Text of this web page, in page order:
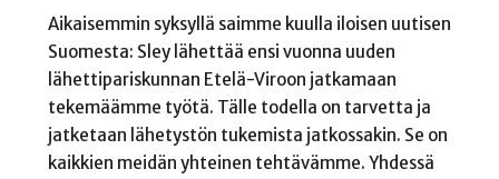
Aikaisemmin syksyllä saimme kuulla iloisen uutisen
Suomesta: Sley lähettää ensi vuonna uuden
lähettipariskunnan Etelä-Viroon jatkamaan
tekemäämme työtä. Tälle todella on tarvetta ja
jatketaan lähetystön tukemista jatkossakin. Se on
kaikkien meidän yhteinen tehtävämme. Yhdessä